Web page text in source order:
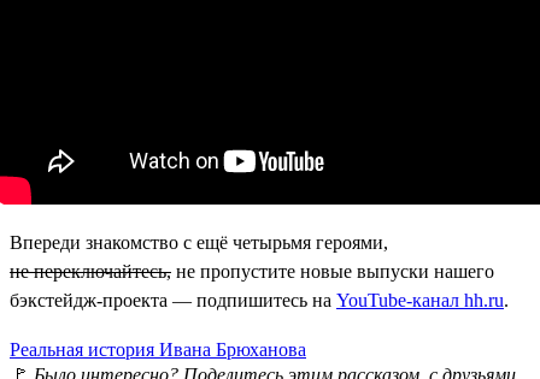
Впереди знакомство с ещё четырьмя героями,
не переключайтесь, не пропустите новые выпуски нашего
бэкстейдж-проекта — подпишитесь на YouTube-канал hh.ru.
Реальная история Ивана Брюханова
🚩 Было интересно? Поделитесь этим рассказом с друзьями